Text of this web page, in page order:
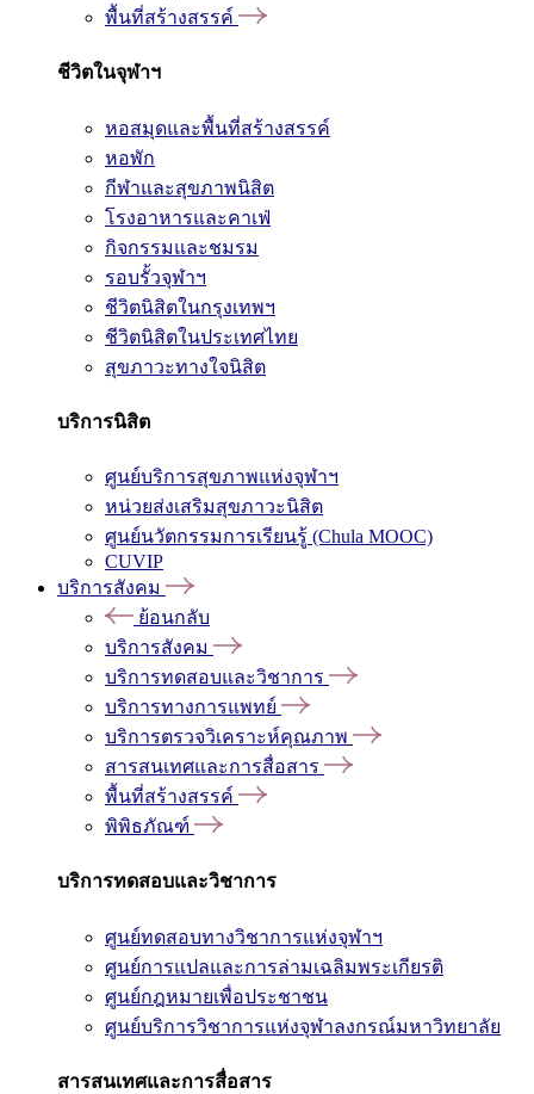
พื้นที่สร้างสรรค์
ชีวิตในจุฬาฯ
หอสมุดและพื้นที่สร้างสรรค์
หอพัก
กีฬาและสุขภาพนิสิต
โรงอาหารและคาเฟ่
กิจกรรมและชมรม
รอบรั้วจุฬาฯ
ชีวิตนิสิตในกรุงเทพฯ
ชีวิตนิสิตในประเทศไทย
สุขภาวะทางใจนิสิต
บริการนิสิต
ศูนย์บริการสุขภาพแห่งจุฬาฯ
หน่วยส่งเสริมสุขภาวะนิสิต
ศูนย์นวัตกรรมการเรียนรู้ (Chula MOOC)
CUVIP
บริการสังคม
ย้อนกลับ
บริการสังคม
บริการทดสอบและวิชาการ
บริการทางการแพทย์
บริการตรวจวิเคราะห์คุณภาพ
สารสนเทศและการสื่อสาร
พื้นที่สร้างสรรค์
พิพิธภัณฑ์
บริการทดสอบและวิชาการ
ศูนย์ทดสอบทางวิชาการแห่งจุฬาฯ
ศูนย์การแปลและการล่ามเฉลิมพระเกียรติ
ศูนย์กฎหมายเพื่อประชาชน
ศูนย์บริการวิชาการแห่งจุฬาลงกรณ์มหาวิทยาลัย
สารสนเทศและการสื่อสาร